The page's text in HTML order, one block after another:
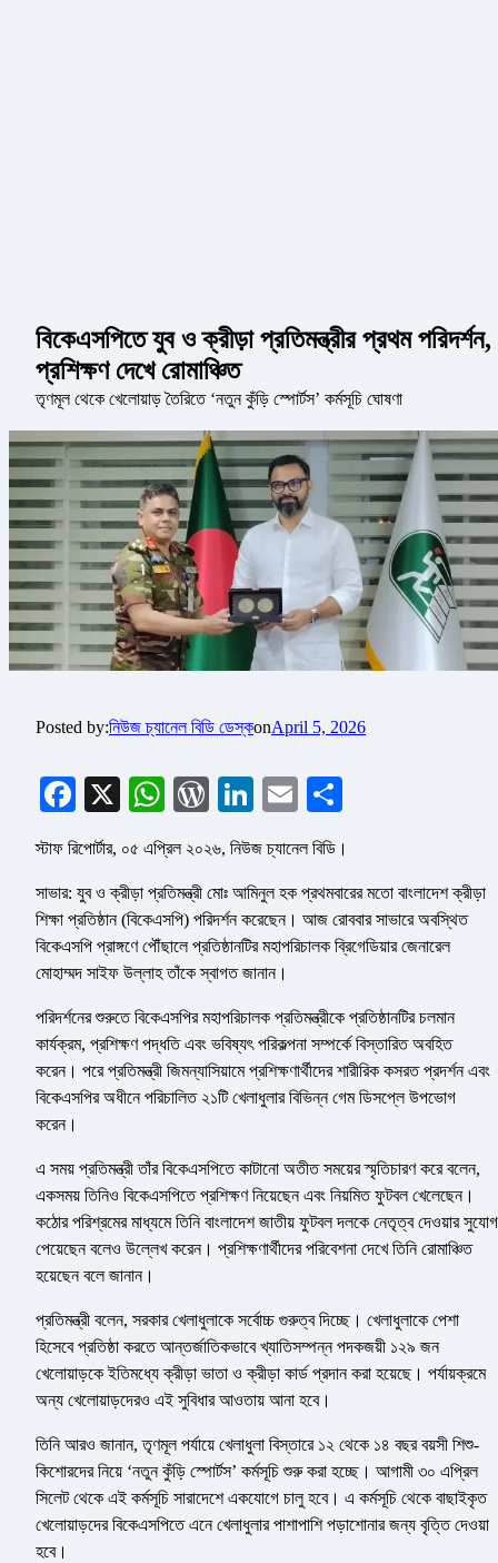
বিকেএসপিতে যুব ও ক্রীড়া প্রতিমন্ত্রীর প্রথম পরিদর্শন,
প্রশিক্ষণ দেখে রোমাঞ্চিত
তৃণমূল থেকে খেলোয়াড় তৈরিতে ‘নতুন কুঁড়ি স্পোর্টস’ কর্মসূচি ঘোষণা
Posted by:নিউজ চ্যানেল বিডি ডেস্কonApril 5, 2026
Facebook
X WhatsApp
WordPress
LinkedIn
Email
স্টাফ রিপোর্টার, ০৫ এপ্রিল ২০২৬, নিউজ চ্যানেল বিডি।
সাভার: যুব ও ক্রীড়া প্রতিমন্ত্রী মোঃ আমিনুল হক প্রথমবারের মতো বাংলাদেশ ক্রীড়া
শিক্ষা প্রতিষ্ঠান (বিকেএসপি) পরিদর্শন করেছেন। আজ রোববার সাভারে অবস্থিত
বিকেএসপি প্রাঙ্গণে পৌঁছালে প্রতিষ্ঠানটির মহাপরিচালক ব্রিগেডিয়ার জেনারেল
মোহাম্মদ সাইফ উল্লাহ তাঁকে স্বাগত জানান।
পরিদর্শনের শুরুতে বিকেএসপির মহাপরিচালক প্রতিমন্ত্রীকে প্রতিষ্ঠানটির চলমান
কার্যক্রম, প্রশিক্ষণ পদ্ধতি এবং ভবিষ্যৎ পরিকল্পনা সম্পর্কে বিস্তারিত অবহিত
করেন। পরে প্রতিমন্ত্রী জিমন্যাসিয়ামে প্রশিক্ষণার্থীদের শারীরিক কসরত প্রদর্শন এবং
বিকেএসপির অধীনে পরিচালিত ২১টি খেলাধুলার বিভিন্ন গেম ডিসপ্লে উপভোগ
করেন।
এ সময় প্রতিমন্ত্রী তাঁর বিকেএসপিতে কাটানো অতীত সময়ের স্মৃতিচারণ করে বলেন,
একসময় তিনিও বিকেএসপিতে প্রশিক্ষণ নিয়েছেন এবং নিয়মিত ফুটবল খেলেছেন।
কঠোর পরিশ্রমের মাধ্যমে তিনি বাংলাদেশ জাতীয় ফুটবল দলকে নেতৃত্ব দেওয়ার সুযোগ
পেয়েছেন বলেও উল্লেখ করেন। প্রশিক্ষণার্থীদের পরিবেশনা দেখে তিনি রোমাঞ্চিত
হয়েছেন বলে জানান।
প্রতিমন্ত্রী বলেন, সরকার খেলাধুলাকে সর্বোচ্চ গুরুত্ব দিচ্ছে। খেলাধুলাকে পেশা
হিসেবে প্রতিষ্ঠা করতে আন্তর্জাতিকভাবে খ্যাতিসম্পন্ন পদকজয়ী ১২৯ জন
খেলোয়াড়কে ইতিমধ্যে ক্রীড়া ভাতা ও ক্রীড়া কার্ড প্রদান করা হয়েছে। পর্যায়ক্রমে
অন্য খেলোয়াড়দেরও এই সুবিধার আওতায় আনা হবে।
তিনি আরও জানান, তৃণমূল পর্যায়ে খেলাধুলা বিস্তারে ১২ থেকে ১৪ বছর বয়সী শিশু-
কিশোরদের নিয়ে ‘নতুন কুঁড়ি স্পোর্টস’ কর্মসূচি শুরু করা হচ্ছে। আগামী ৩০ এপ্রিল
সিলেট থেকে এই কর্মসূচি সারাদেশে একযোগে চালু হবে। এ কর্মসূচি থেকে বাছাইকৃত
খেলোয়াড়দের বিকেএসপিতে এনে খেলাধুলার পাশাপাশি পড়াশোনার জন্য বৃত্তি দেওয়া
হবে।